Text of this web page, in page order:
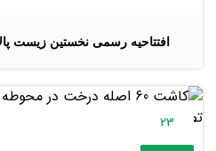
افتتاحیه رسمی نخستین زیست
23